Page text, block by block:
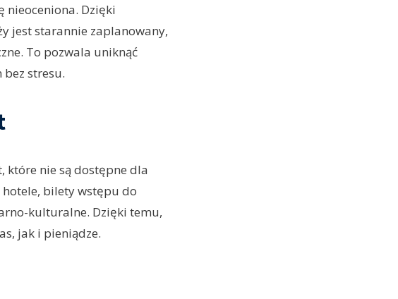
nieoceniona. Dzięki
jest starannie zaplanowany,
To pozwala uniknąć
stresu.
które nie są dostępne dla
bilety wstępu do
kulturalne. Dzięki temu,
jak i pieniądze.